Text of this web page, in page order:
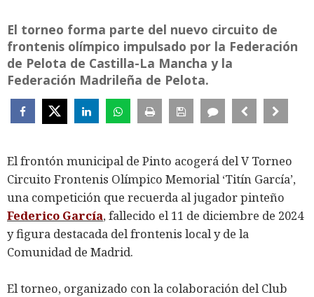
El torneo forma parte del nuevo circuito de
frontenis olímpico impulsado por la Federación
de Pelota de Castilla-La Mancha y la
Federación Madrileña de Pelota.
El frontón municipal de Pinto acogerá del V Torneo
Circuito Frontenis Olímpico Memorial ‘Titín García’,
una competición que recuerda al jugador pinteño
Federico García, fallecido el 11 de diciembre de 2024
y figura destacada del frontenis local y de la
Comunidad de Madrid.
El torneo, organizado con la colaboración del Club